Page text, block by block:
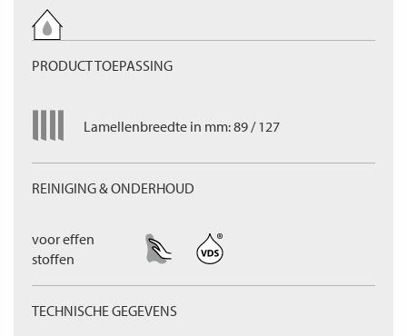
PRODUCT TOEPASSING
Lamellenbreedte in mm: 89 / 127
REINIGING & ONDERHOUD
voor effen
stoffen
TECHNISCHE GEGEVENS